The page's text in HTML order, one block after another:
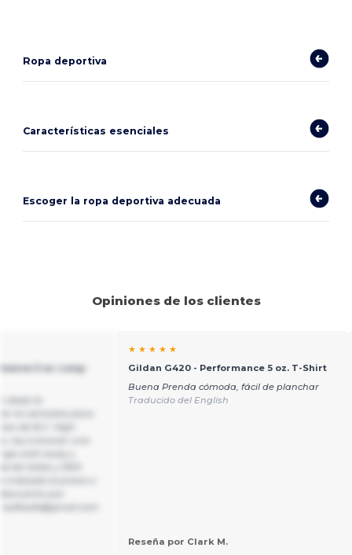
Ropa deportiva
Características esenciales
Escoger la ropa deportiva adecuada
Opiniones de los clientes
5 oz. Long-
★ ★ ★ ★ ★
Gildan G420 - Performance 5 oz. T-Shirt
Buena Prenda cómoda, fácil de planchar
Traducido del English
Reseña por Clark M.